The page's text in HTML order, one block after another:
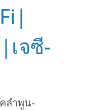
เจซี-
ลำพูน-